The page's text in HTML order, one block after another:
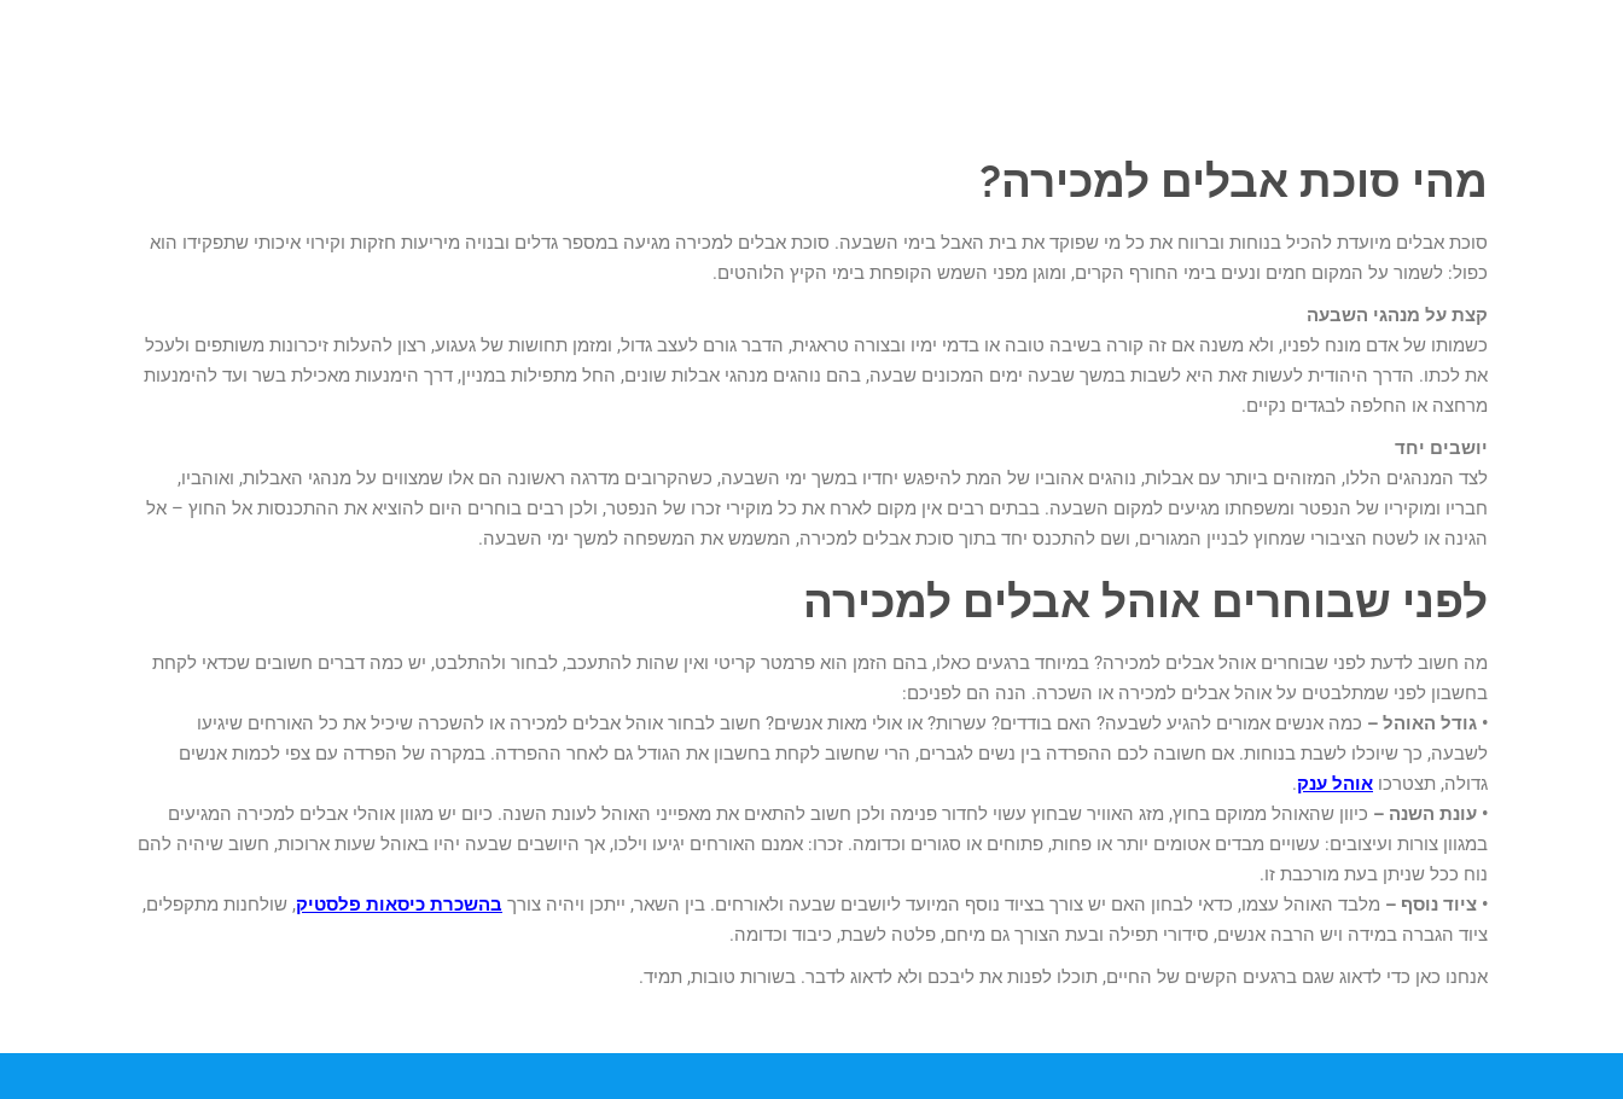
מהי סוכת אבלים למכירה?
סוכת אבלים מיועדת להכיל בנוחות וברווח את כל מי שפוקד את בית האבל בימי השבעה. סוכת אבלים למכירה מגיעה במספר גדלים ובנויה מיריעות חזקות וקירוי איכותי שתפקידו הוא
כפול: לשמור על המקום חמים ונעים בימי החורף הקרים, ומוגן מפני השמש הקופחת בימי הקיץ הלוהטים.
קצת על מנהגי השבעה
כשמותו של אדם מונח לפניו, ולא משנה אם זה קורה בשיבה טובה או בדמי ימיו ובצורה טראגית, הדבר גורם לעצב גדול, ומזמן תחושות של געגוע, רצון להעלות זיכרונות משותפים ולעכל
את לכתו. הדרך היהודית לעשות זאת היא לשבות במשך שבעה ימים המכונים שבעה, בהם נוהגים מנהגי אבלות שונים, החל מתפילות במניין, דרך הימנעות מאכילת בשר ועד להימנעות
מרחצה או החלפה לבגדים נקיים.
יושבים יחד
לצד המנהגים הללו, המזוהים ביותר עם אבלות, נוהגים אהוביו של המת להיפגש יחדיו במשך ימי השבעה, כשהקרובים מדרגה ראשונה הם אלו שמצווים על מנהגי האבלות, ואוהביו,
חבריו ומוקיריו של הנפטר ומשפחתו מגיעים למקום השבעה. בבתים רבים אין מקום לארח את כל מוקירי זכרו של הנפטר, ולכן רבים בוחרים היום להוציא את ההתכנסות אל החוץ – אל
הגינה או לשטח הציבורי שמחוץ לבניין המגורים, ושם להתכנס יחד בתוך סוכת אבלים למכירה, המשמש את המשפחה למשך ימי השבעה.
לפני שבוחרים אוהל אבלים למכירה
מה חשוב לדעת לפני שבוחרים אוהל אבלים למכירה? במיוחד ברגעים כאלו, בהם הזמן הוא פרמטר קריטי ואין שהות להתעכב, לבחור ולהתלבט, יש כמה דברים חשובים שכדאי לקחת
בחשבון לפני שמתלבטים על אוהל אבלים למכירה או השכרה. הנה הם לפניכם:
• גודל האוהל – כמה אנשים אמורים להגיע לשבעה? האם בודדים? עשרות? או אולי מאות אנשים? חשוב לבחור אוהל אבלים למכירה או להשכרה שיכיל את כל האורחים שיגיעו
לשבעה, כך שיוכלו לשבת בנוחות. אם חשובה לכם ההפרדה בין נשים לגברים, הרי שחשוב לקחת בחשבון את הגודל גם לאחר ההפרדה. במקרה של הפרדה עם צפי לכמות אנשים
גדולה, תצטרכו אוהל ענק.
• עונת השנה – כיוון שהאוהל ממוקם בחוץ, מזג האוויר שבחוץ עשוי לחדור פנימה ולכן חשוב להתאים את מאפייני האוהל לעונת השנה. כיום יש מגוון אוהלי אבלים למכירה המגיעים
במגוון צורות ועיצובים: עשויים מבדים אטומים יותר או פחות, פתוחים או סגורים וכדומה. זכרו: אמנם האורחים יגיעו וילכו, אך היושבים שבעה יהיו באוהל שעות ארוכות, חשוב שיהיה להם
נוח ככל שניתן בעת מורכבת זו.
• ציוד נוסף – מלבד האוהל עצמו, כדאי לבחון האם יש צורך בציוד נוסף המיועד ליושבים שבעה ולאורחים. בין השאר, ייתכן ויהיה צורך בהשכרת כיסאות פלסטיק, שולחנות מתקפלים,
ציוד הגברה במידה ויש הרבה אנשים, סידורי תפילה ובעת הצורך גם מיחם, פלטה לשבת, כיבוד וכדומה.
אנחנו כאן כדי לדאוג שגם ברגעים הקשים של החיים, תוכלו לפנות את ליבכם ולא לדאוג לדבר. בשורות טובות, תמיד.